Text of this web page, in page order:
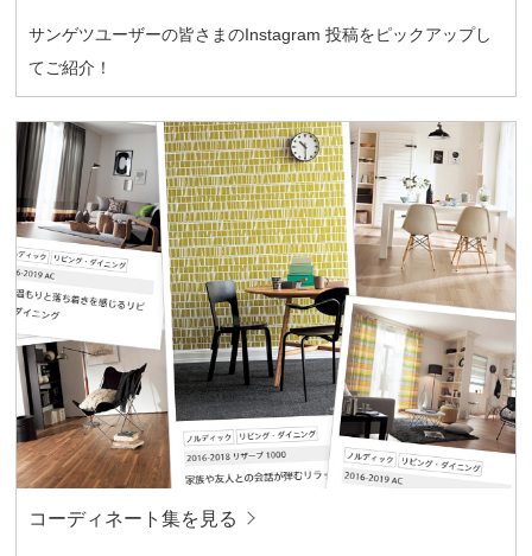
サンゲツユーザーの皆さまのInstagram 投稿をピックアップし
てご紹介！
コーディネート集を見る